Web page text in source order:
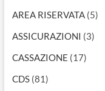
AREA RISERVATA(5)
ASSICURAZIONI (3)
CASSAZIONE (17)
CDS(81)